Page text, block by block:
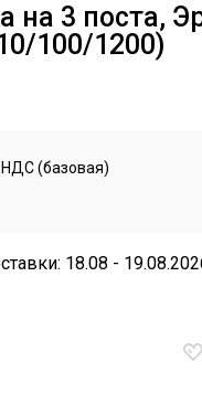
на 3 поста,
100/1200)
НДС (базовая)
18.08 -